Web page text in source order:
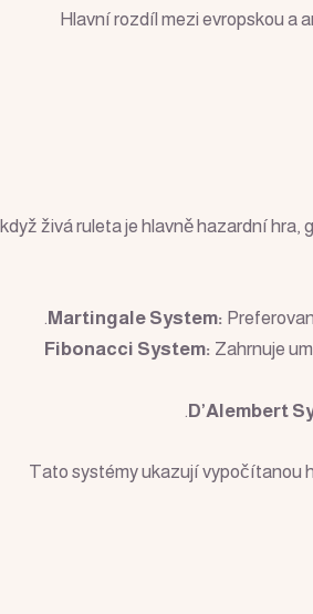
Hlavní rozdíl mezi evropskou a
I když živá ruleta je hlavně hazardní
Martingale System:
Fibonacci System: Zahrnuje
D’Alembert
Tato systémy ukazují vypočítanou